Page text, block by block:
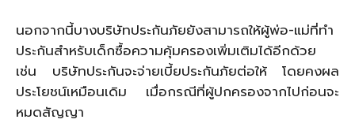
นอกจากนี้บางบริษัทประกันภัยยังสามารถให้ผู้พ่อ-แม่ที่ทำ
ประกันสำหรับเด็กซื้อความคุ้มครองเพิ่มเติมได้อีกด้วย
เช่น บริษัทประกันจะจ่ายเบี้ยประกันภัยต่อให้ โดยคงผล
ประโยชน์เหมือนเดิม เมื่อกรณีที่ผู้ปกครองจากไปก่อนจะ
หมดสัญญา